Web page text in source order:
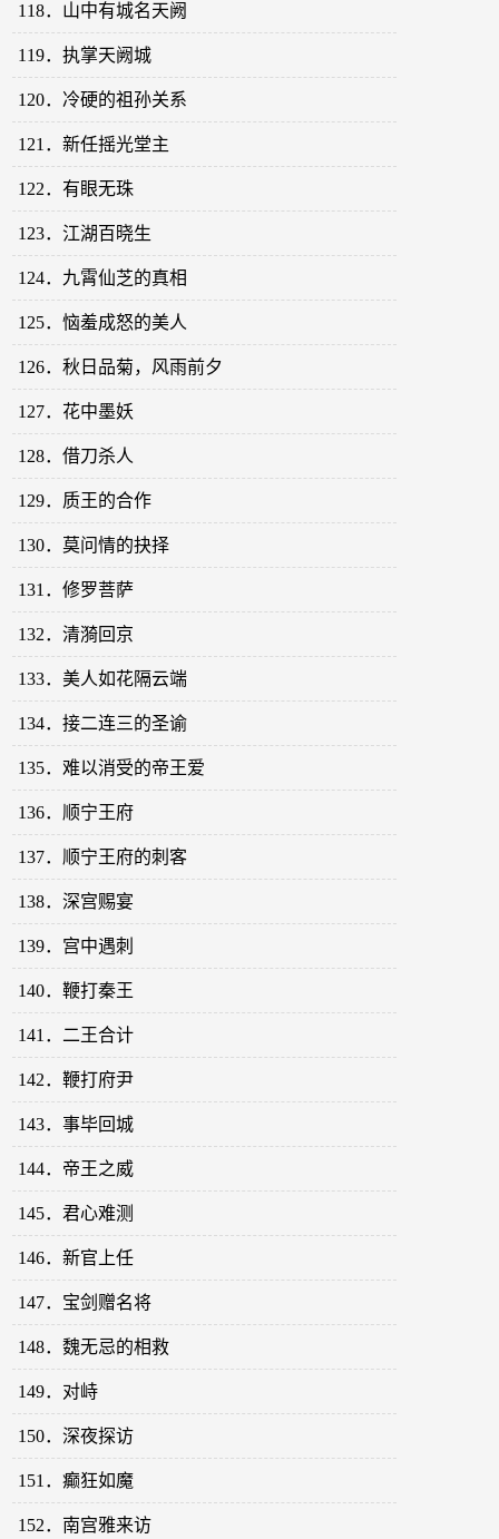
118．山中有城名天阙
119．执掌天阙城
120．冷硬的祖孙关系
121．新任摇光堂主
122．有眼无珠
123．江湖百晓生
124．九霄仙芝的真相
125．恼羞成怒的美人
126．秋日品菊，风雨前夕
127．花中墨妖
128．借刀杀人
129．质王的合作
130．莫问情的抉择
131．修罗菩萨
132．清漪回京
133．美人如花隔云端
134．接二连三的圣谕
135．难以消受的帝王爱
136．顺宁王府
137．顺宁王府的刺客
138．深宫赐宴
139．宫中遇刺
140．鞭打秦王
141．二王合计
142．鞭打府尹
143．事毕回城
144．帝王之威
145．君心难测
146．新官上任
147．宝剑赠名将
148．魏无忌的相救
149．对峙
150．深夜探访
151．癫狂如魔
152．南宫雅来访